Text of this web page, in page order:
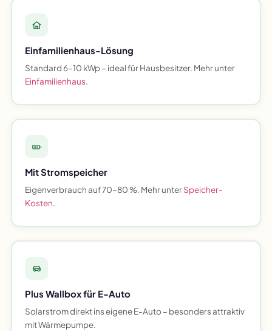
Einfamilienhaus-Lösung
Standard 6–10 kWp – ideal für Hausbesitzer. Mehr unter
Einfamilienhaus.
Mit Stromspeicher
Eigenverbrauch auf 70–80 %. Mehr unterSpeicher-
Kosten.
Plus Wallbox für E-Auto
Solarstrom direkt ins eigene E-Auto – besonders attraktiv
mit Wärmepumpe.